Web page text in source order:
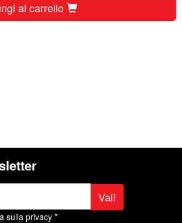
al carrello
Vai!
sulla privacy *